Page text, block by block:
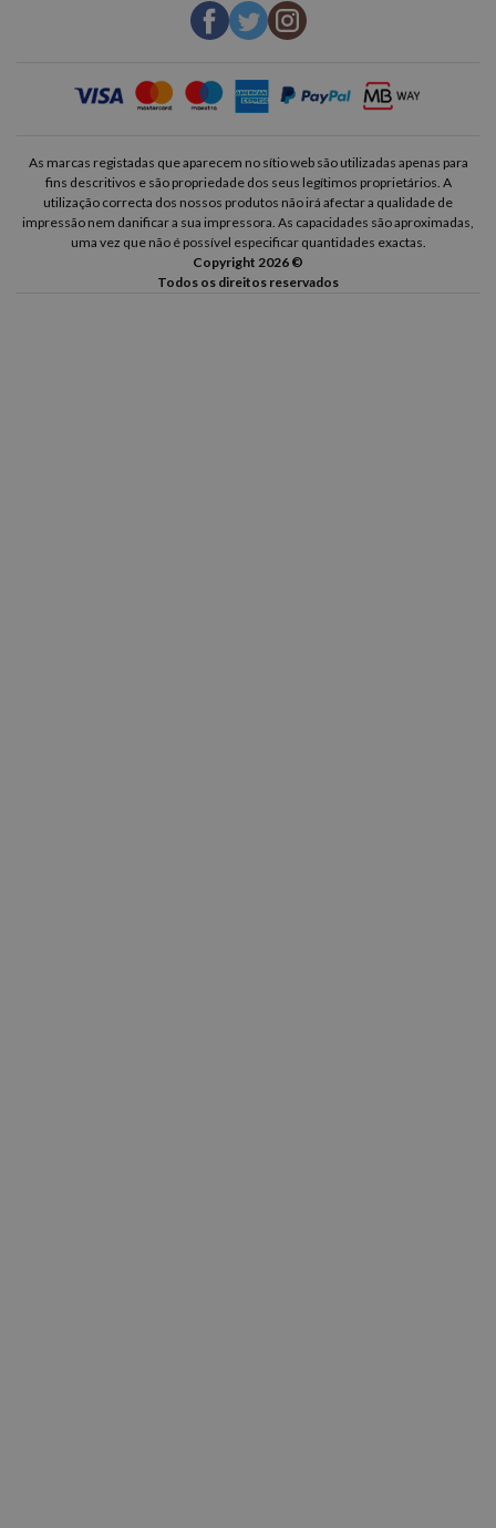
As marcas registadas que aparecem no sítio web são utilizadas apenas para
fins descritivos e são propriedade dos seus legítimos proprietários. A
utilização correcta dos nossos produtos não irá afectar a qualidade de
impressão nem danificar a sua impressora. As capacidades são aproximadas,
uma vez que não é possível especificar quantidades exactas.
Copyright 2026 ©
Todos os direitos reservados